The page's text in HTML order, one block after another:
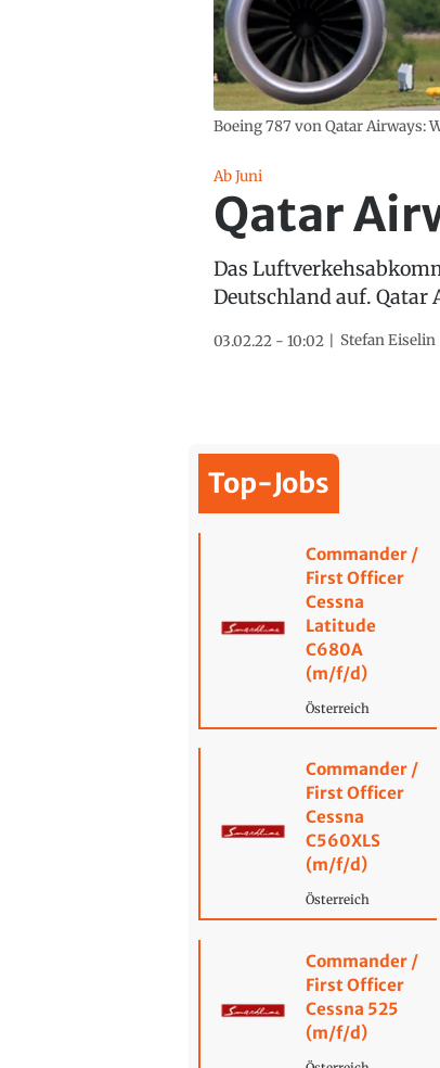
Boeing 787 von Qatar Airways:
Ab Juni
Qatar
Das
Deutschland auf. Qatar
03.02.22 - 10:02 Stefan Eiselin
Top-Jobs
Commander /
First Officer
Cessna
Latitude
C680A
(m/f/d)
Österreich
Commander /
First Officer
Cessna
C560XLS
(m/f/d)
Österreich
Commander /
First Officer
Cessna 525
(m/f/d)